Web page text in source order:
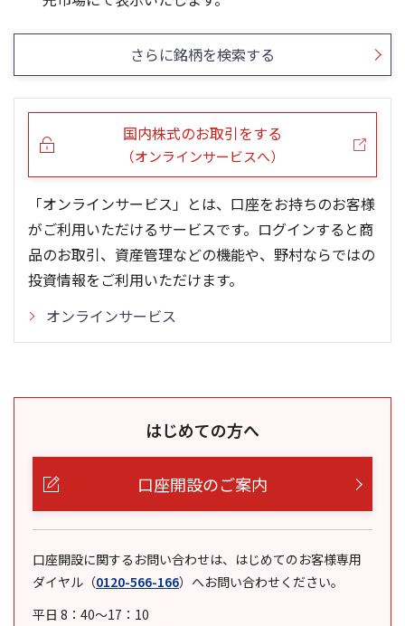
13週移動平均 26週移動平均 出来高(百万)
0
5ヶ月移動平均 25ヶ月移動平均 出来高(千)
0
500
さらに銘柄を検索する
国内株式のお取引をする
（オンラインサービスへ）
「オンラインサービス」とは、口座をお持ちのお客様
がご利用いただけるサービスです。ログインすると商
品のお取引、資産管理などの機能や、野村ならではの
投資情報をご利用いただけます。
オンラインサービス
はじめての方へ
口座開設のご案内
口座開設に関するお問い合わせは、はじめてのお客様専用
ダイヤル （0120-566-166） へお問い合わせください。
平日 8：40～17：10